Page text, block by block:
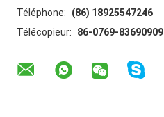
Téléphone:
(86) 18925547246
Télécopieur:
86-0769-83690909